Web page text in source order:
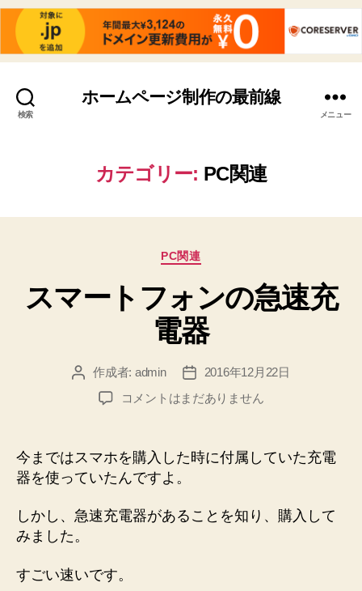
検索
ホームページ制作の最前線
メニュー
カテゴリー: PC関連
カ
ゴ
リ
ー
PC関連
スマートフォンの急速充
電器
投 作成者: admin
投
稿
日
2016年12月22日
ス
ト
フ
ォ
の
充
コメントはまだありません
今まではスマホを購入した時に付属していた充電
器を使っていたんですよ。
しかし、急速充電器があることを知り、購入して
みました。
すごい速いです。